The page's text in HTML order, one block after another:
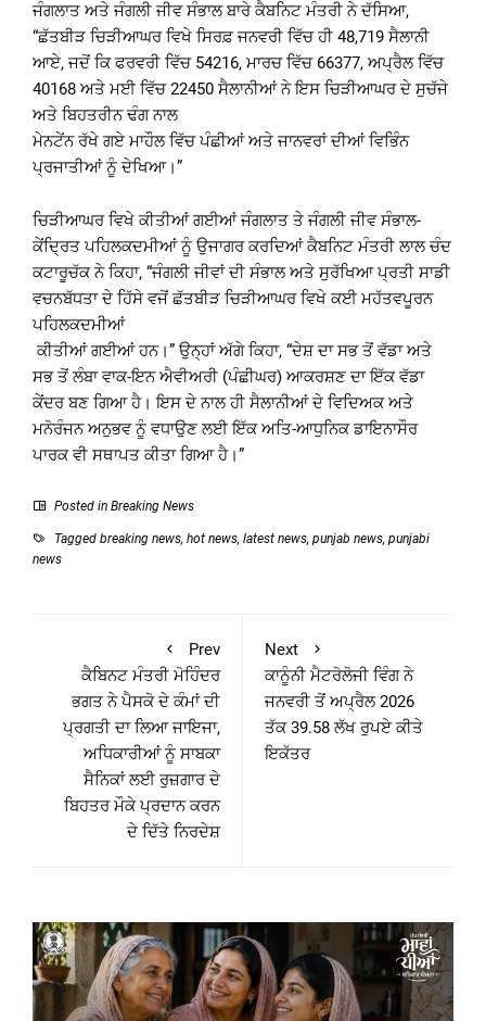
ਜੰਗਲਾਤ ਅਤੇ ਜੰਗਲੀ ਜੀਵ ਸੰਭਾਲ ਬਾਰੇ ਕੈਬਨਿਟ ਮੰਤਰੀ ਨੇ ਦੱਸਿਆ,
“ਛੱਤਬੀੜ ਚਿੜੀਆਘਰ ਵਿਖੇ ਸਿਰਫ਼ ਜਨਵਰੀ ਵਿੱਚ ਹੀ 48,719 ਸੈਲਾਨੀ
ਆਏ, ਜਦੋਂ ਕਿ ਫਰਵਰੀ ਵਿੱਚ 54216, ਮਾਰਚ ਵਿੱਚ 66377, ਅਪ੍ਰੈਲ ਵਿੱਚ
40168 ਅਤੇ ਮਈ ਵਿੱਚ 22450 ਸੈਲਾਨੀਆਂ ਨੇ ਇਸ ਚਿੜੀਆਘਰ ਦੇ ਸੁਚੱਜੇ
ਅਤੇ ਬਿਹਤਰੀਨ ਢੰਗ ਨਾਲ
ਮੇਨਟੇਂਨ ਰੱਖੇ ਗਏ ਮਾਹੌਲ ਵਿੱਚ ਪੰਛੀਆਂ ਅਤੇ ਜਾਨਵਰਾਂ ਦੀਆਂ ਵਿਭਿੰਨ
ਪ੍ਰਜਾਤੀਆਂ ਨੂੰ ਦੇਖਿਆ।”
ਚਿੜੀਆਘਰ ਵਿਖੇ ਕੀਤੀਆਂ ਗਈਆਂ ਜੰਗਲਾਤ ਤੇ ਜੰਗਲੀ ਜੀਵ ਸੰਭਾਲ-
ਕੇਂਦ੍ਰਿਤ ਪਹਿਲਕਦਮੀਆਂ ਨੂੰ ਉਜਾਗਰ ਕਰਦਿਆਂ ਕੈਬਨਿਟ ਮੰਤਰੀ ਲਾਲ ਚੰਦ
ਕਟਾਰੂਚੱਕ ਨੇ ਕਿਹਾ, “ਜੰਗਲੀ ਜੀਵਾਂ ਦੀ ਸੰਭਾਲ ਅਤੇ ਸੁਰੱਖਿਆ ਪ੍ਰਤੀ ਸਾਡੀ
ਵਚਨਬੱਧਤਾ ਦੇ ਹਿੱਸੇ ਵਜੋਂ ਛੱਤਬੀੜ ਚਿੜੀਆਘਰ ਵਿਖੇ ਕਈ ਮਹੱਤਵਪੂਰਨ
ਪਹਿਲਕਦਮੀਆਂ
ਕੀਤੀਆਂ ਗਈਆਂ ਹਨ।” ਉਨ੍ਹਾਂ ਅੱਗੇ ਕਿਹਾ, “ਦੇਸ਼ ਦਾ ਸਭ ਤੋਂ ਵੱਡਾ ਅਤੇ
ਸਭ ਤੋਂ ਲੰਬਾ ਵਾਕ-ਇਨ ਐਵੀਅਰੀ (ਪੰਛੀਘਰ) ਆਕਰਸ਼ਣ ਦਾ ਇੱਕ ਵੱਡਾ
ਕੇਂਦਰ ਬਣ ਗਿਆ ਹੈ। ਇਸ ਦੇ ਨਾਲ ਹੀ ਸੈਲਾਨੀਆਂ ਦੇ ਵਿਦਿਅਕ ਅਤੇ
ਮਨੋਰੰਜਨ ਅਨੁਭਵ ਨੂੰ ਵਧਾਉਣ ਲਈ ਇੱਕ ਅਤਿ-ਆਧੁਨਿਕ ਡਾਇਨਾਸੌਰ
ਪਾਰਕ ਵੀ ਸਥਾਪਤ ਕੀਤਾ ਗਿਆ ਹੈ।”
Posted in Breaking News
Tagged breaking news, hot news, latest news, punjab news, punjabi
news
Prev
ਕੈਬਿਨਟ ਮੰਤਰੀ ਮੋਹਿੰਦਰ
ਭਗਤ ਨੇ ਪੈਸਕੋ ਦੇ ਕੰਮਾਂ ਦੀ
ਪ੍ਰਗਤੀ ਦਾ ਲਿਆ ਜਾਇਜਾ,
ਅਧਿਕਾਰੀਆਂ ਨੂੰ ਸਾਬਕਾ
ਸੈਨਿਕਾਂ ਲਈ ਰੁਜ਼ਗਾਰ ਦੇ
ਬਿਹਤਰ ਮੌਕੇ ਪ੍ਰਦਾਨ ਕਰਨ
ਦੇ ਦਿੱਤੇ ਨਿਰਦੇਸ਼
Next
ਕਾਨੂੰਨੀ ਮੈਟਰੋਲੋਜੀ ਵਿੰਗ ਨੇ
ਜਨਵਰੀ ਤੋਂ ਅਪ੍ਰੈਲ 2026
ਤੱਕ 39.58 ਲੱਖ ਰੁਪਏ ਕੀਤੇ
ਇਕੱਤਰ